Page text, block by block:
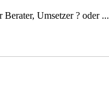
Umsetzer ? oder ...